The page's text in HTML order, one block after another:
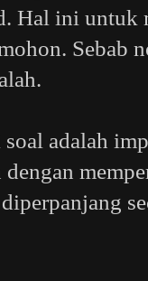
Hal ini untuk
Sebab
adalah